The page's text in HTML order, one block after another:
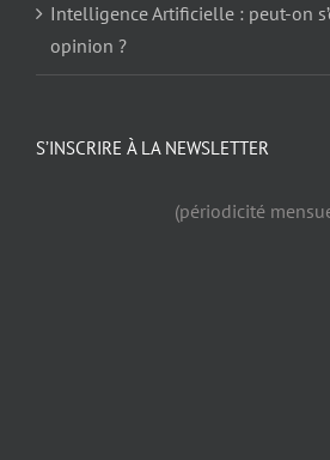
Intelligence Artificielle : peut-on
opinion ?
S’INSCRIRE À LA NEWSLETTER
(périodicité